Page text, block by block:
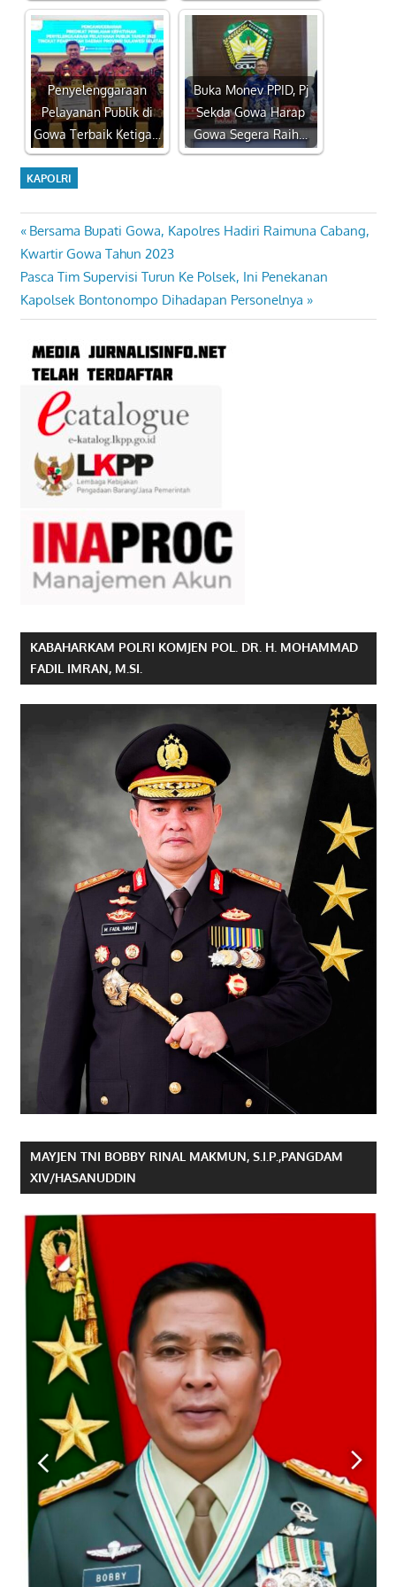
Penyelenggaraan
Pelayanan Publik di
Gowa Terbaik Ketiga…
Buka Monev PPID, Pj
Sekda Gowa Harap
Gowa Segera Raih…
KAPOLRI
Navigasi
pos
Previous
Post:
Bersama Bupati Gowa, Kapolres Hadiri Raimuna Cabang,
Kwartir Gowa Tahun 2023
Next
Post:
Pasca Tim Supervisi Turun Ke Polsek, Ini Penekanan
Kapolsek Bontonompo Dihadapan Personelnya
KABAHARKAM POLRI KOMJEN POL. DR. H. MOHAMMAD
FADIL IMRAN, M.SI.
MAYJEN TNI BOBBY RINAL MAKMUN, S.I.P.,PANGDAM
XIV/HASANUDDIN